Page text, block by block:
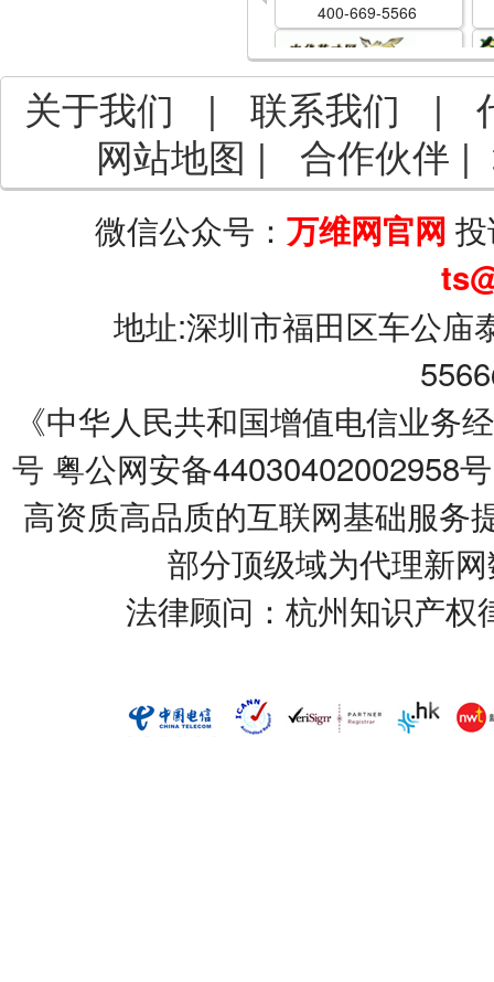
400-669-5566
400-671-1818
400-700-1863
400-700-8800
关于我们 |联系我们 |
网站地图 | 合作伙伴 |
微信公众号：万维网官网
地址:深圳市福田区车公庙
《中华人民共和国增值电信业务
号 粤公网安备44030402002958号
高资质高品质的互联网基础服务
部分顶级域为代理新
法律顾问：杭州知识产